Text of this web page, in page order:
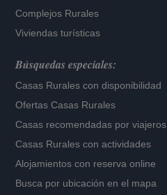
Complejos Rurales
Viviendas turísticas
Búsquedas especiales:
Casas Rurales con disponibilidad
Ofertas Casas Rurales
Casas recomendadas por viajeros
Casas Rurales con actividades
Alojamientos con reserva online
Busca por ubicación en el mapa